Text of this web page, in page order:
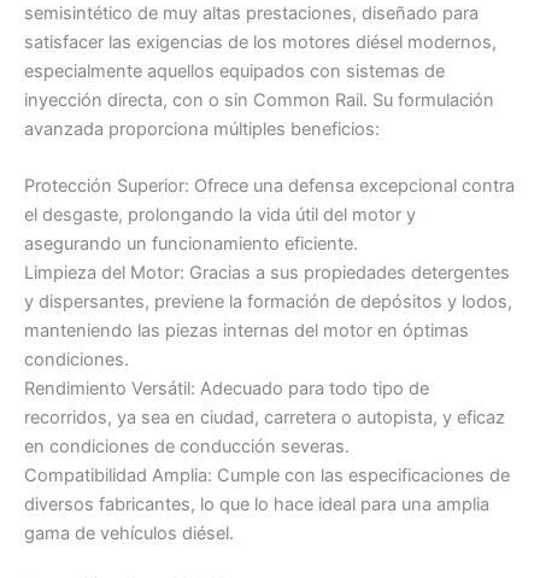
semisintético de muy altas prestaciones, diseñado para
satisfacer las exigencias de los motores diésel modernos,
especialmente aquellos equipados con sistemas de
inyección directa, con o sin Common Rail. Su formulación
avanzada proporciona múltiples beneficios:
Protección Superior: Ofrece una defensa excepcional contra
el desgaste, prolongando la vida útil del motor y
asegurando un funcionamiento eficiente.
Limpieza del Motor: Gracias a sus propiedades detergentes
y dispersantes, previene la formación de depósitos y lodos,
manteniendo las piezas internas del motor en óptimas
condiciones.
Rendimiento Versátil: Adecuado para todo tipo de
recorridos, ya sea en ciudad, carretera o autopista, y eficaz
en condiciones de conducción severas.
Compatibilidad Amplia: Cumple con las especificaciones de
diversos fabricantes, lo que lo hace ideal para una amplia
gama de vehículos diésel.